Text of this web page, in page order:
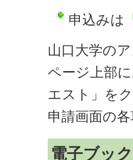
申込みは
山口大学の
ページ上部
エスト」を
申請画面の
電子ブッ